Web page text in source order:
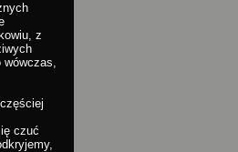
z
wówczas,
czuć